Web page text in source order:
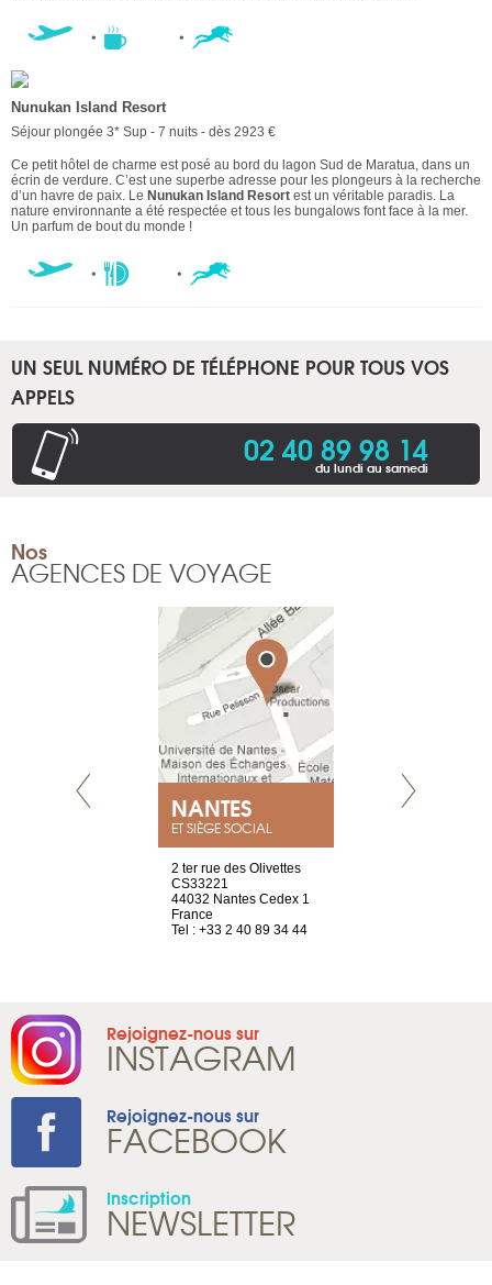
Nunukan Island Resort
Séjour plongée 3* Sup - 7 nuits - dès 2923 €
Ce petit hôtel de charme est posé au bord du lagon Sud de Maratua, dans un
écrin de verdure. C’est une superbe adresse pour les plongeurs à la recherche
d’un havre de paix. Le Nunukan Island Resort est un véritable paradis. La
nature environnante a été respectée et tous les bungalows font face à la mer.
Un parfum de bout du monde !
UN SEUL NUMÉRO DE TÉLÉPHONE POUR TOUS VOS
APPELS
02 40 89 98 14
du lundi au samedi
Nos
AGENCES DE VOYAGE
NANTES
ET SIÈGE SOCIAL
2 ter rue des Olivettes
CS33221
44032 Nantes Cedex 1
France
Tel : +33 2 40 89 34 44
Rejoignez-nous sur
INSTAGRAM
Rejoignez-nous sur
FACEBOOK
Inscription
NEWSLETTER